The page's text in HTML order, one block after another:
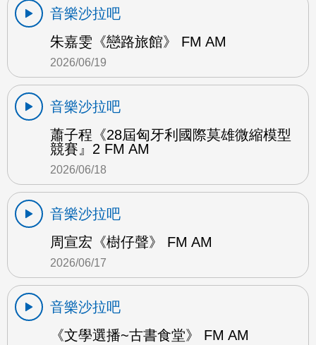
音樂沙拉吧
朱嘉雯《戀路旅館》 FM AM
2026/06/19
音樂沙拉吧
蕭子程《28屆匈牙利國際莫雄微縮模型
競賽』2 FM AM
2026/06/18
音樂沙拉吧
周宣宏《樹仔聲》 FM AM
2026/06/17
音樂沙拉吧
《文學選播~古書食堂》 FM AM